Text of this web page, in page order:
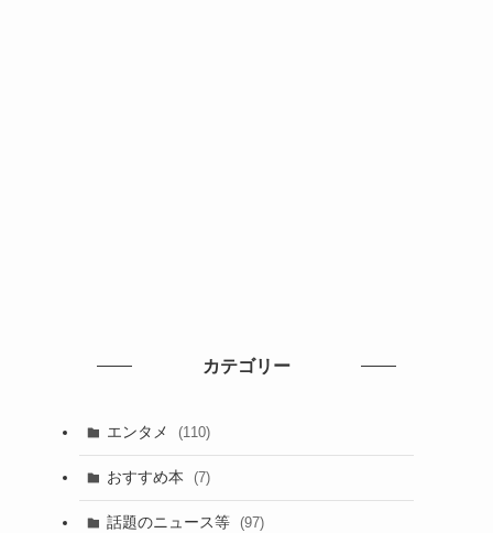
カテゴリー
エンタメ (110)
おすすめ本 (7)
話題のニュース等 (97)